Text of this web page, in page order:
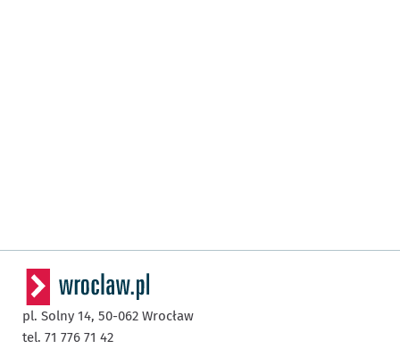
pl. Solny 14, 50-062 Wrocław
tel. 71 776 71 42